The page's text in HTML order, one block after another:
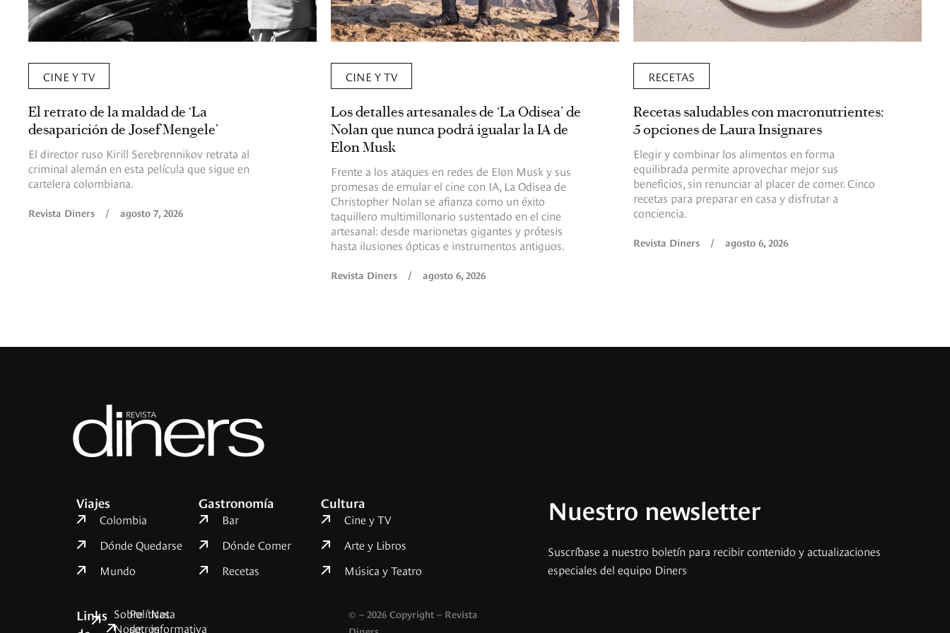
CINE Y TV
El retrato de la maldad de ‘La
desaparición de Josef Mengele’
El director ruso Kirill Serebrennikov retrata al
criminal alemán en esta película que sigue en
cartelera colombiana.
Revista Diners / agosto 7, 2026
CINE Y TV
Los detalles artesanales de ‘La Odisea’ de
Nolan que nunca podrá igualar la IA de
Elon Musk
Frente a los ataques en redes de Elon Musk y sus
promesas de emular el cine con IA, La Odisea de
Christopher Nolan se afianza como un éxito
taquillero multimillonario sustentado en el cine
artesanal: desde marionetas gigantes y prótesis
hasta ilusiones ópticas e instrumentos antiguos.
Revista Diners / agosto 6, 2026
RECETAS
Recetas saludables con macronutrientes:
5 opciones de Laura Insignares
Elegir y combinar los alimentos en forma
equilibrada permite aprovechar mejor sus
beneficios, sin renunciar al placer de comer. Cinco
recetas para preparar en casa y disfrutar a
conciencia.
Revista Diners / agosto 6, 2026
Viajes
Colombia
Dónde Quedarse
Mundo
Gastronomía
Bar
Dónde Comer
Recetas
Cultura
Cine y TV
Arte y Libros
Música y Teatro
Links Sobre
Nosotros
Políticas
de
Nota
informativa
© – 2026 Copyright – Revista
Nuestro newsletter
Suscríbase a nuestro boletín para recibir contenido y actualizaciones
especiales del equipo Diners